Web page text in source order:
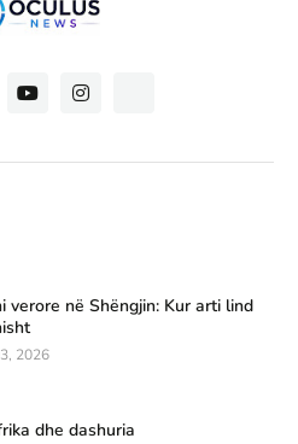
verore në Shëngjin: Kur arti lind
2026
dhe dashuria